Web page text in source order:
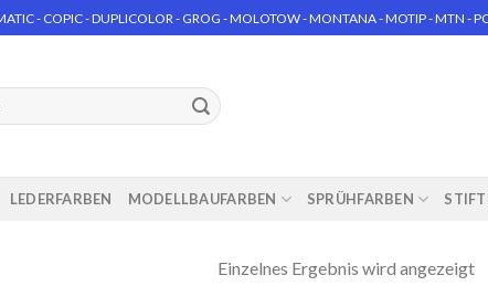
- COPIC - DUPLICOLOR - GROG - MOLOTOW - MONTANA - MOTIP - MTN -
LEDERFARBEN MODELLBAUFARBEN SPRÜHFARBEN
Einzelnes Ergebnis wird angezeigt